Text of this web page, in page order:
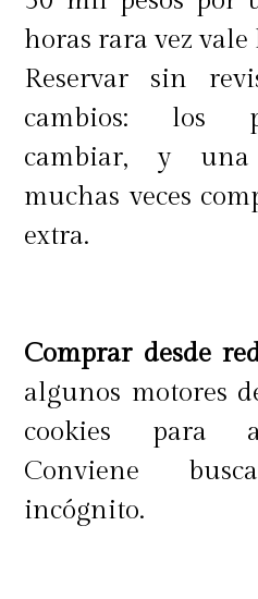
horas rara vez vale
Reservar sin
cambios: los
cambiar, y
muchas veces
extra.
Comprar desde
algunos motores
cookies para
Conviene
incógnito.